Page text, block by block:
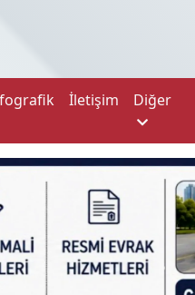
İletişim Diğer